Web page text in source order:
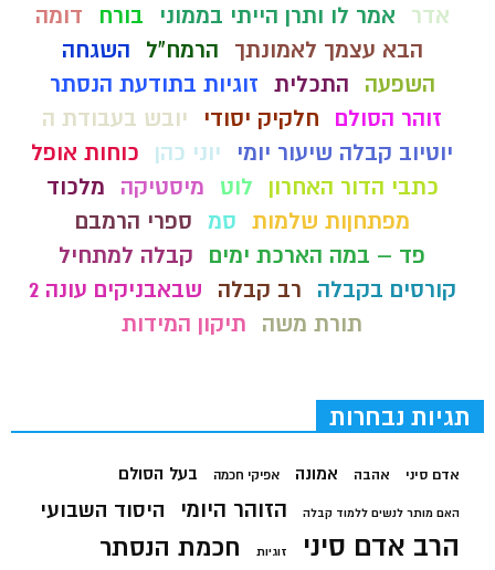
אדר אמר לו ותרן הייתי בממוני בורח
דומה
הבא עצמך לאמונתך
הרמח"ל
השגחה
השפעה
התכלית זוגיות בתודעת הנסתר
זוהר הסולם
חלקיק יסודי
יובש בעבודת ה
יוטיוב קבלה שיעור יומי
יוני כהן
כוחות אופל
כתבי הדור האחרון
לוט מיסטיקה
מלכוד
מפתחןות שלמות סמ ספרי הרמבם
פד – במה הארכת ימים
קבלה למתחיל
קורסים בקבלה
רב קבלה
שבאבניקים עונה 2
תורת משה
תיקון המידות
תגיות נבחרות
אדם סיני אהבה אמונה אפיקי חכמה בעל הסולם
האם מותר לנשים ללמוד קבלה הזוהר היומי היסוד השבועי
הרב אדם סיני זוגיות חכמת הנסתר